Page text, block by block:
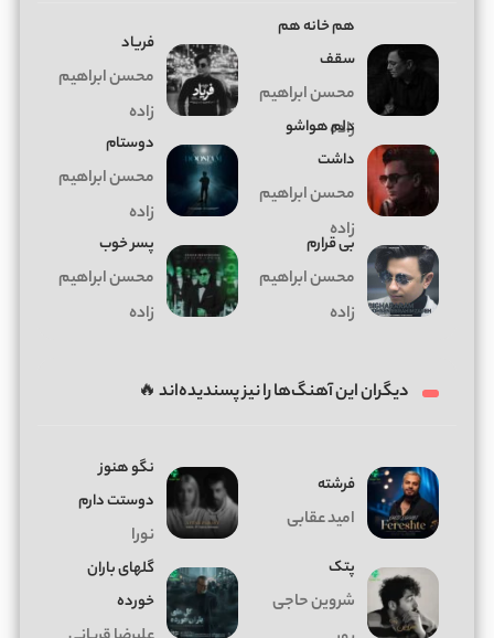
هم خانه هم
سقف
محسن ابراهیم
زاده
فریاد
محسن ابراهیم
زاده
دلم هواشو
داشت
محسن ابراهیم
زاده
دوستام
محسن ابراهیم
زاده
بی قرارم
محسن ابراهیم
زاده
پسر خوب
محسن ابراهیم
زاده
دیگران این آهنگ‌ها را نیز پسندیده‌اند 🔥
فرشته
امید عقابی
نگو هنوز
دوستت دارم
نورا
پتک
شروین حاجی
گلهای باران
خورده